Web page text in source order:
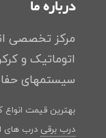
درباره ما
مرکز تخصصی
اتوماتیک و
سیستمهای
بهترین قیمت انواع
درب برقی درب های